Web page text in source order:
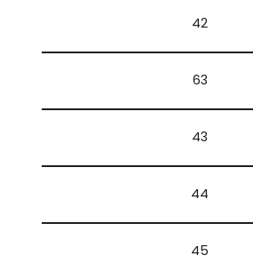
42
63
43
44
45